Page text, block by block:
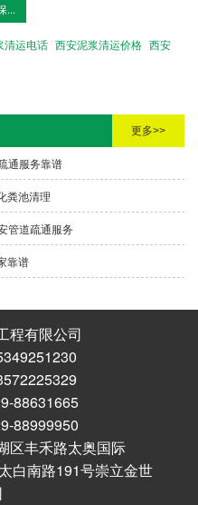
...
清运电话 西安泥浆清运价格 西安
更多>>
通服务靠谱
粪池清理
管道疏通服务
靠谱
程有限公司
88631665
88999950
区丰禾路太奥国际
白南路191号崇立金世